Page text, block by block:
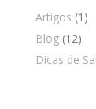
Artigos (1)
Blog(12)
Dicas de